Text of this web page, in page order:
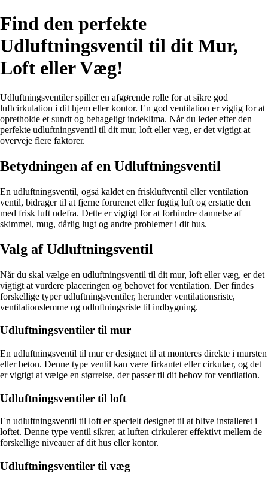
Find den perfekte
Udluftningsventil til dit Mur,
Loft eller Væg!
Udluftningsventiler spiller en afgørende rolle for at sikre god
luftcirkulation i dit hjem eller kontor. En god ventilation er vigtig for at
opretholde et sundt og behageligt indeklima. Når du leder efter den
perfekte udluftningsventil til dit mur, loft eller væg, er det vigtigt at
overveje flere faktorer.
Betydningen af en Udluftningsventil
En udluftningsventil, også kaldet en friskluftventil eller ventilation
ventil, bidrager til at fjerne forurenet eller fugtig luft og erstatte den
med frisk luft udefra. Dette er vigtigt for at forhindre dannelse af
skimmel, mug, dårlig lugt og andre problemer i dit hus.
Valg af Udluftningsventil
Når du skal vælge en udluftningsventil til dit mur, loft eller væg, er det
vigtigt at vurdere placeringen og behovet for ventilation. Der findes
forskellige typer udluftningsventiler, herunder ventilationsriste,
ventilationslemme og udluftningsriste til indbygning.
Udluftningsventiler til mur
En udluftningsventil til mur er designet til at monteres direkte i mursten
eller beton. Denne type ventil kan være firkantet eller cirkulær, og det
er vigtigt at vælge en størrelse, der passer til dit behov for ventilation.
Udluftningsventiler til loft
En udluftningsventil til loft er specielt designet til at blive installeret i
loftet. Denne type ventil sikrer, at luften cirkulerer effektivt mellem de
forskellige niveauer af dit hus eller kontor.
Udluftningsventiler til væg